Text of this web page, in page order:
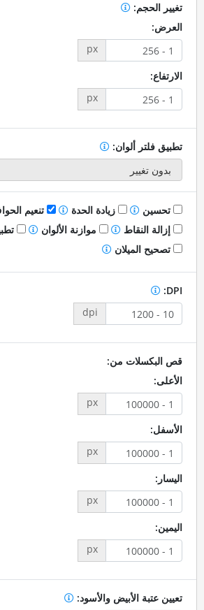
تغيير الحجم:
العرض:
px
الارتفاع:
px
تطبيق فلتر ألوان:
تحسين زيادة الحدة
تنعيم
إزالة النقاط
موازنة الألوان
تصحيح الميلان
DPI:
dpi
قص البكسلات من:
الأعلى:
px
الأسفل:
px
اليسار:
px
اليمين:
px
تعيين عتبة الأبيض والأسود: